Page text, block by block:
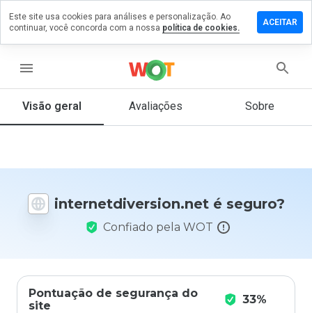
menu
Visão geral Avaliações Sobre
internetdiversion.net é seguro?
Confiado pela WOT
Pontuação de segurança do
site
33%
em
De 1
nota
daria
este
Este site usa cookies para análises e personalização. Ao
continuar, você concorda com a nossa política de cookies.
ACEITAR